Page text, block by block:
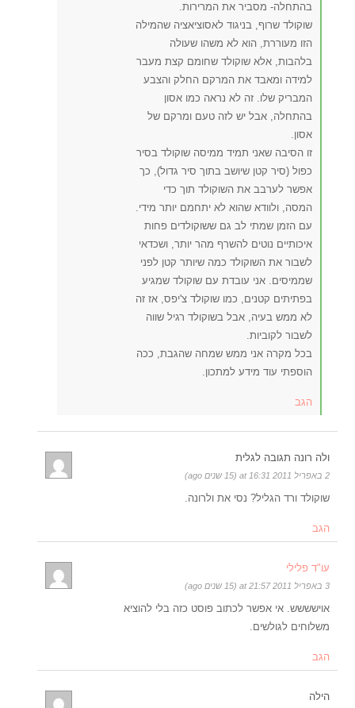
בהתחלה- מסביר את המרירות.
שוקולד שרוף, בניגוד לאסוציאציה שהמילה
הזו מעוררת, הוא לא משהו שעולה
בלהבות, אלא שוקולד שחומם קצת מעבר
למידה ומאבד את המרקם החלק והצבע
המבריק שלו. זה לא נראה כמו אסון
בהתחלה, אבל יש לזה טעם ומרקם של
אסון.
זו הסיבה שאני תמיד ממיסה שוקולד בסיר
כפול (סיר קטן שיושב בתוך סיר גדול), כך
אפשר לערבב את השוקולד תוך כדי
המסה, ולוודא שהוא לא יתחמם יותר מידי.
עם הזמן שמתי לב גם ששוקולדים פחות
איכותיים נוטים להשרף מהר יותר, ושכדאי
לשבור את השוקולד כמה שיותר קטן לפני
שממיסים. אני עובדת עם שוקולד שמגיע
בפתיתים קטנים, כמו שוקולד צ'יפס, אז זה
לא ממש בעיה, אבל בשוקולד רגיל שווה
לשבור לקוביות.
בכל מקרה אני ממש שמחה שהגבת, ככה
הוספתי עוד מידע למתכון.
הגב
ולה רונה תגובה לגלית
2 באפריל 2011 at 16:31 (15 שנים ago)
שוקולד ורד הגליל? נסי את ולרונה.
הגב
עו"ד פלילי
3 באפריל 2011 at 21:57 (15 שנים ago)
אוישששש. אי אפשר לכתוב פוסט כזה בלי להוציא
משלוחים לגולשים.
הגב
הילה